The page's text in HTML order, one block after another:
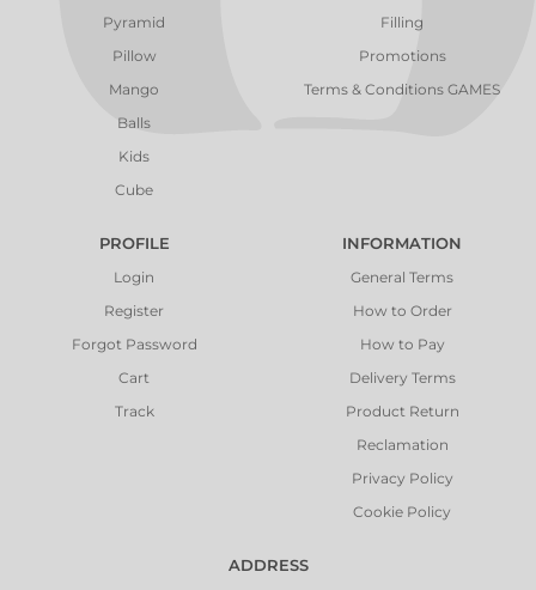
Pyramid
Pillow
Mango
Balls
Kids
Cube
Filling
Promotions
Terms & Conditions GAMES
PROFILE
Login
Register
Forgot Password
Cart
Track
INFORMATION
General Terms
How to Order
How to Pay
Delivery Terms
Product Return
Reclamation
Privacy Policy
Cookie Policy
ADDRESS